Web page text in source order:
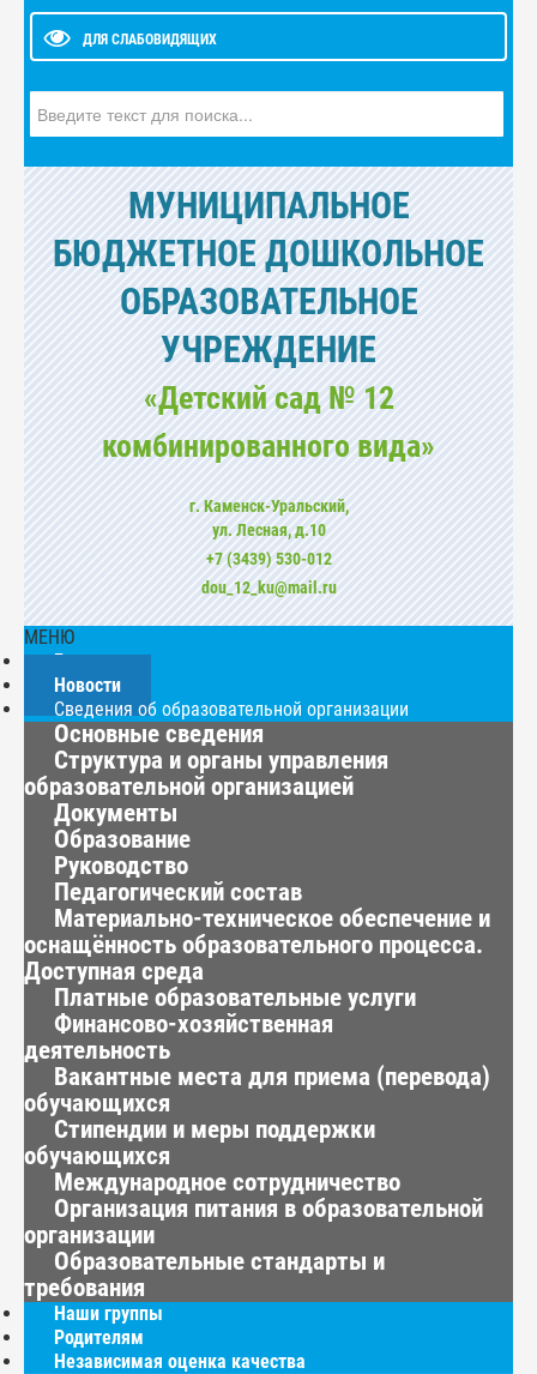
ДЛЯ СЛАБОВИДЯЩИХ
МУНИЦИПАЛЬНОЕ
БЮДЖЕТНОЕ ДОШКОЛЬНОЕ
ОБРАЗОВАТЕЛЬНОЕ
УЧРЕЖДЕНИЕ
«Детский сад № 12
комбинированного вида»
г. Каменск-Уральский,
ул. Лесная, д.10
+7 (3439) 530-012
dou_12_ku@mail.ru
МЕНЮ
Главная
Новости
Сведения об образовательной организации
Основные сведения
Структура и органы управления
образовательной организацией
Документы
Образование
Руководство
Педагогический состав
Материально-техническое обеспечение и
оснащённость образовательного процесса.
Доступная среда
Платные образовательные услуги
Финансово-хозяйственная
деятельность
Вакантные места для приема (перевода)
обучающихся
Стипендии и меры поддержки
обучающихся
Международное сотрудничество
Организация питания в образовательной
организации
Образовательные стандарты и
требования
Наши группы
Родителям
Независимая оценка качества